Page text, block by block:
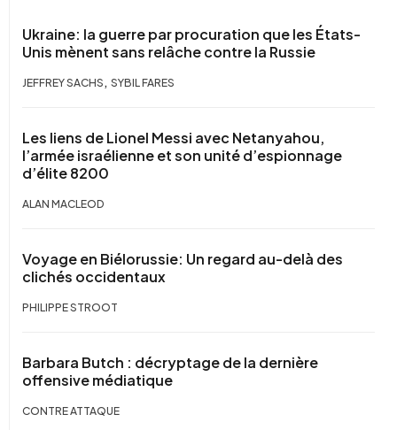
Ukraine: la guerre par procuration que les États-
Unis mènent sans relâche contre la Russie
JEFFREY SACHS, SYBIL FARES
Les liens de Lionel Messi avec Netanyahou,
l’armée israélienne et son unité d’espionnage
d’élite 8200
ALAN MACLEOD
Voyage en Biélorussie: Un regard au-delà des
clichés occidentaux
PHILIPPE STROOT
Barbara Butch : décryptage de la dernière
offensive médiatique
CONTRE ATTAQUE